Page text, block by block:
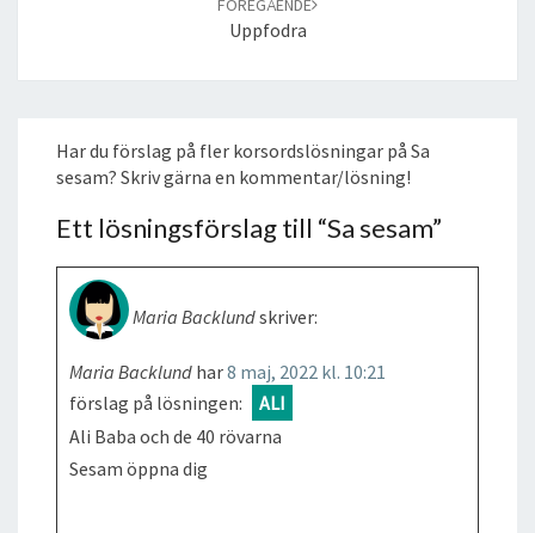
FÖREGÅENDE
Uppfodra
Har du förslag på fler korsordslösningar på Sa
sesam? Skriv gärna en kommentar/lösning!
Ett lösningsförslag till “Sa sesam”
Maria Backlundskriver:
8 maj, 2022 kl. 10:21
Maria Backlund har
förslag på lösningen:
ALI
Ali Baba och de 40 rövarna
Sesam öppna dig